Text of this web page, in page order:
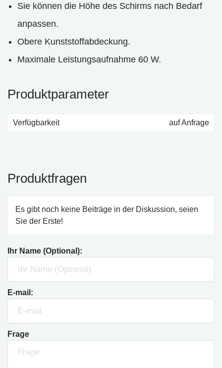
Sie können die Höhe des Schirms nach Bedarf
anpassen.
Obere Kunststoffabdeckung.
Maximale Leistungsaufnahme 60 W.
Produktparameter
Verfügbarkeit auf Anfrage
Produktfragen
Es gibt noch keine Beiträge in der Diskussion, seien
Sie der Erste!
Ihr Name (Optional):
E-mail:
Frage